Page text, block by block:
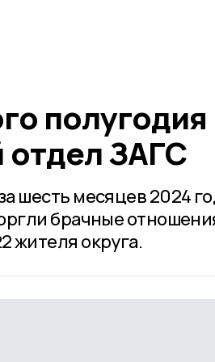
ЗАГС
шесть месяцев 2024
брачные
жителя округа.